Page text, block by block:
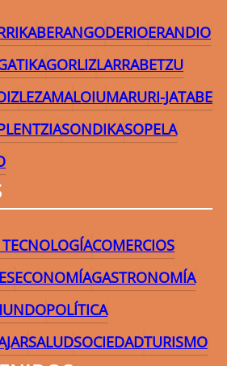
BERANGODERIOERANDIO
GORLIZLARRABETZU
LEZAMALOIUMARURI-JATABE
SONDIKASOPELA
COMERCIOS
ECONOMÍAGASTRONOMÍA
POLÍTICA
SALUDSOCIEDADTURISMO